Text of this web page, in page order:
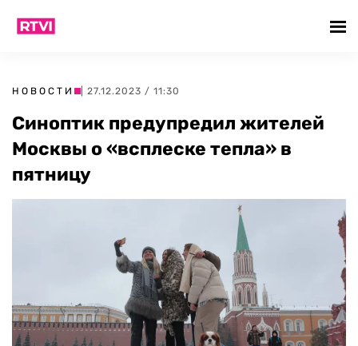
НОВОСТИ | 27.12.2023 / 11:30
Синоптик предупредил жителей
Москвы о «всплеске тепла» в
пятницу